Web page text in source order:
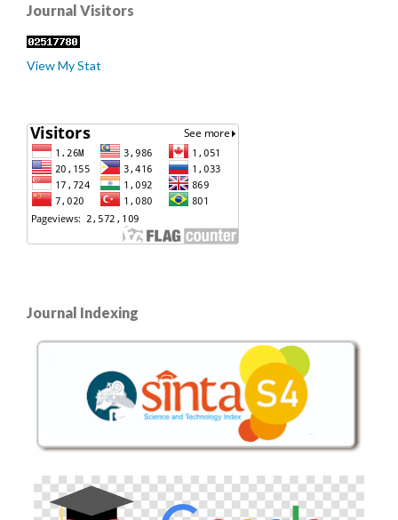
Journal Visitors
View My Stat
Journal Indexing